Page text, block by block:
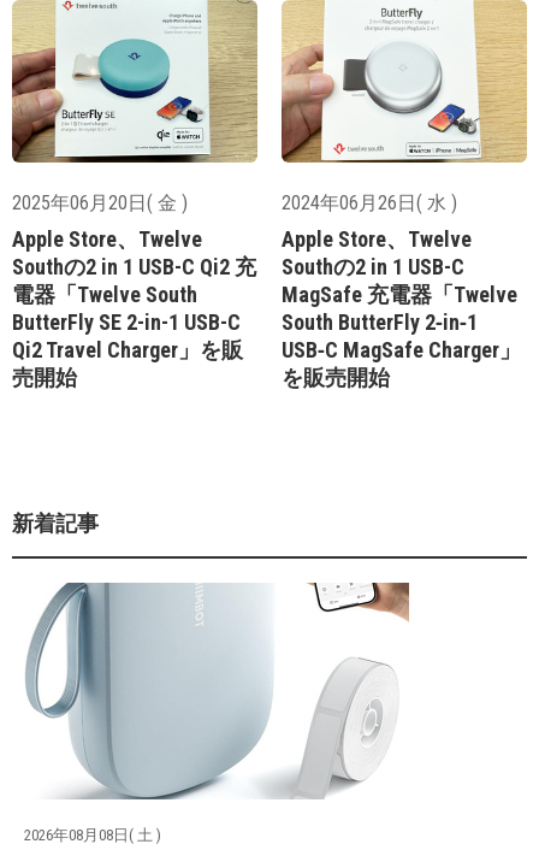
2025年06月20日( 金 )
Apple Store、Twelve
Southの2 in 1 USB-C Qi2 充
電器「Twelve South
ButterFly SE 2-in-1 USB-C
Qi2 Travel Charger」を販
売開始
2024年06月26日( 水 )
Apple Store、Twelve
Southの2 in 1 USB-C
MagSafe 充電器「Twelve
South ButterFly 2‑in‑1
USB‑C MagSafe Charger」
を販売開始
新着記事
2026年08月08日( 土 )